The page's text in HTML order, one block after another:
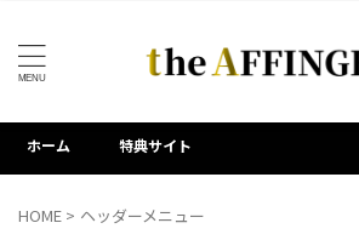
キーワードで検索する
ホーム 特典サイト
HOME > ヘッダーメニュー